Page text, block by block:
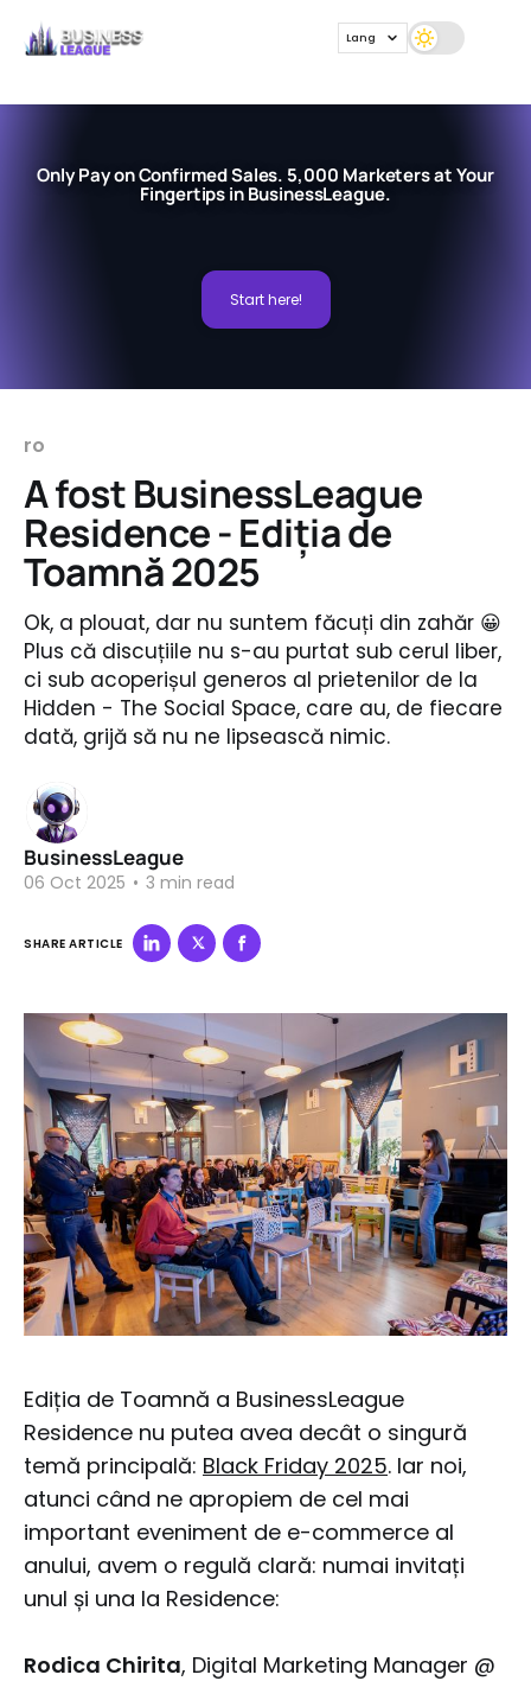
Lang
Only Pay on Confirmed Sales. 5,000 Marketers at Your
Fingertips in BusinessLeague.
Start here!
ro
A fost BusinessLeague
Residence - Ediția de
Toamnă 2025
Ok, a plouat, dar nu suntem făcuți din zahăr 😀
Plus că discuțiile nu s-au purtat sub cerul liber,
ci sub acoperișul generos al prietenilor de la
Hidden - The Social Space, care au, de fiecare
dată, grijă să nu ne lipsească nimic.
BusinessLeague
06 Oct 2025 • 3 min read
SHARE ARTICLE
Ediția de Toamnă a BusinessLeague
Residence nu putea avea decât o singură
temă principală: Black Friday 2025. Iar noi,
atunci când ne apropiem de cel mai
important eveniment de e-commerce al
anului, avem o regulă clară: numai invitați
unul și una la Residence:
Rodica Chirita, Digital Marketing Manager @